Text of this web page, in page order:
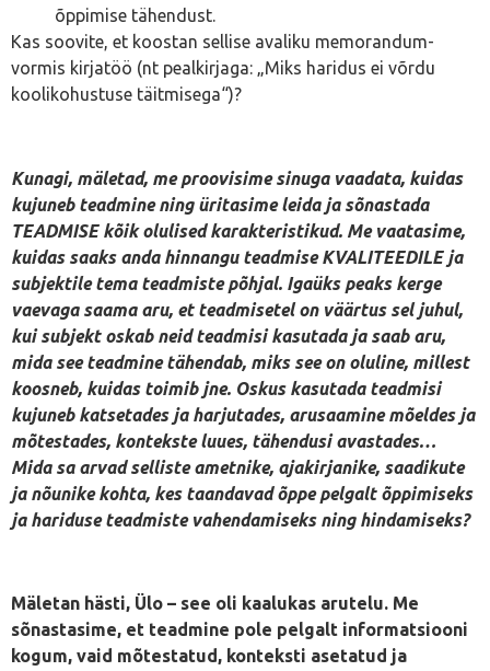
õppimise tähendust.
Kas soovite, et koostan sellise avaliku memorandum-
vormis kirjatöö (nt pealkirjaga: „Miks haridus ei võrdu
koolikohustuse täitmisega“)?
Kunagi, mäletad, me proovisime sinuga vaadata, kuidas
kujuneb teadmine ning üritasime leida ja sõnastada
TEADMISE kõik olulised karakteristikud. Me vaatasime,
kuidas saaks anda hinnangu teadmise KVALITEEDILE ja
subjektile tema teadmiste põhjal. Igaüks peaks kerge
vaevaga saama aru, et teadmisetel on väärtus sel juhul,
kui subjekt oskab neid teadmisi kasutada ja saab aru,
mida see teadmine tähendab, miks see on oluline, millest
koosneb, kuidas toimib jne. Oskus kasutada teadmisi
kujuneb katsetades ja harjutades, arusaamine mõeldes ja
mõtestades, kontekste luues, tähendusi avastades…
Mida sa arvad selliste ametnike, ajakirjanike, saadikute
ja nõunike kohta, kes taandavad õppe pelgalt õppimiseks
ja hariduse teadmiste vahendamiseks ning hindamiseks?
Mäletan hästi, Ülo – see oli kaalukas arutelu. Me
sõnastasime, et teadmine pole pelgalt informatsiooni
kogum, vaid mõtestatud, konteksti asetatud ja